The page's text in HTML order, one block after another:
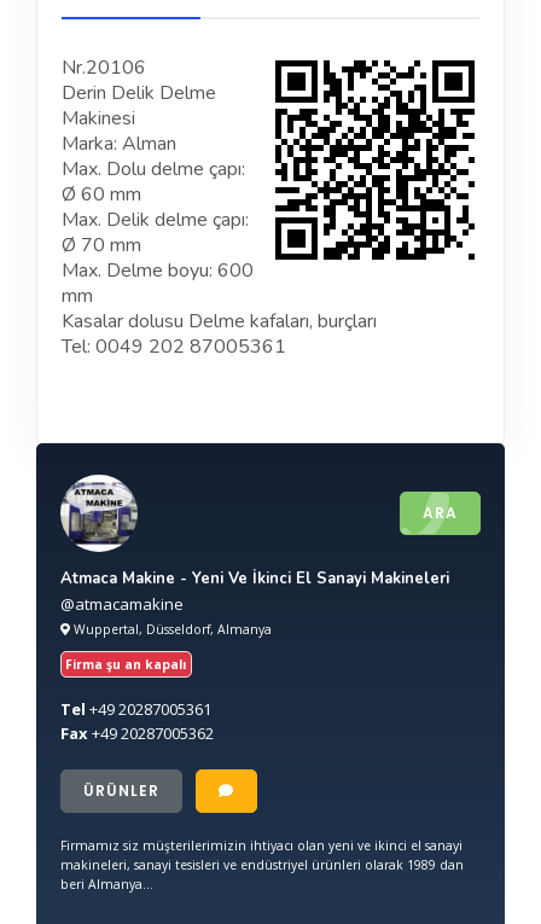
Nr.20106
Derin Delik Delme
Makinesi
Marka: Alman
Max. Dolu delme çapı:
Ø 60 mm
Max. Delik delme çapı:
Ø 70 mm
Max. Delme boyu: 600
mm
Kasalar dolusu Delme kafaları, burçları
Tel: 0049 202 87005361
ARA
Atmaca Makine - Yeni Ve İkinci El Sanayi Makineleri
@atmacamakine
Wuppertal, Düsseldorf, Almanya
Firma şu an kapalı
Tel +4920287005361
Fax+4920287005362
ÜRÜNLER
Firmamız siz müşterilerimizin ihtiyacı olan yeni ve ikinci el sanayi
makineleri, sanayi tesisleri ve endüstriyel ürünleri olarak 1989 dan
beri Almanya...